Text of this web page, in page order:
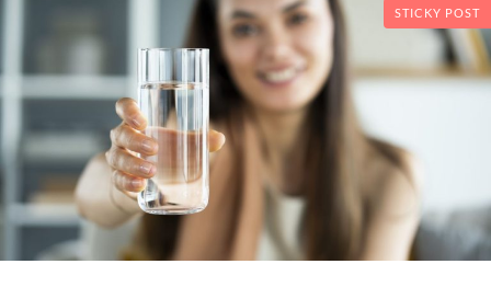
STICKY POST